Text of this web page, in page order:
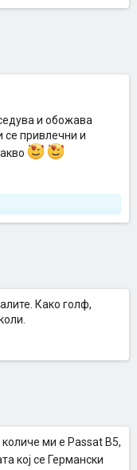
и обожава
привлечни и
Како голф,
ми е Passat B5,
кој се Германски